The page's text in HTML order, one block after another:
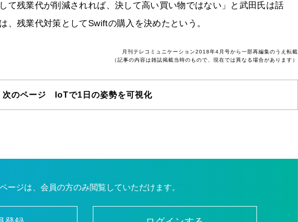
て残業代が削減されれば、決して高い買い物ではない」と武田氏は話
、残業代対策としてSwiftの購入を決めたという。
月刊テレコミュニケーション2018年4月号から一部再編集のうえ転載
（記事の内容は雑誌掲載当時のもので、現在では異なる場合があります）
次のページ IoTで1日の姿勢を可視化
ージは、会員の方のみ閲覧していただけます。